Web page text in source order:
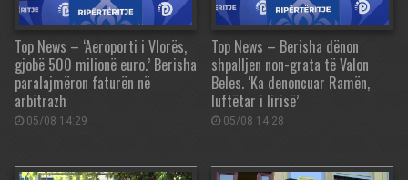
Top News – ‘Aeroporti i Vlorës,
gjobë 500 milionë euro.’ Berisha
paralajmëron faturën në
arbitrazh
05/08 14:29
Top News – Berisha dënon
shpalljen non-grata të Valon
Beles. ‘Ka denoncuar Ramën,
luftëtar i lirisë’
05/08 14:28